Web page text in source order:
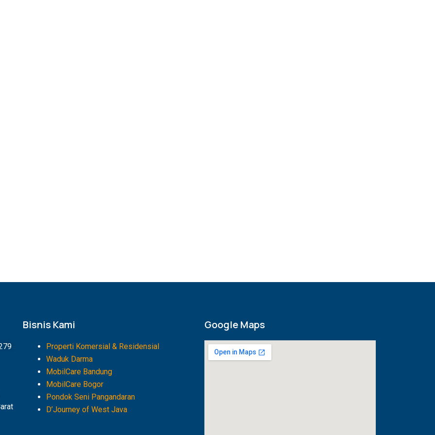
Bisnis Kami
Properti Komersial & Residensial
Waduk Darma
MobilCare Bandung
MobilCare Bogor
Pondok Seni Pangandaran
D’Journey of West Java
Google Maps